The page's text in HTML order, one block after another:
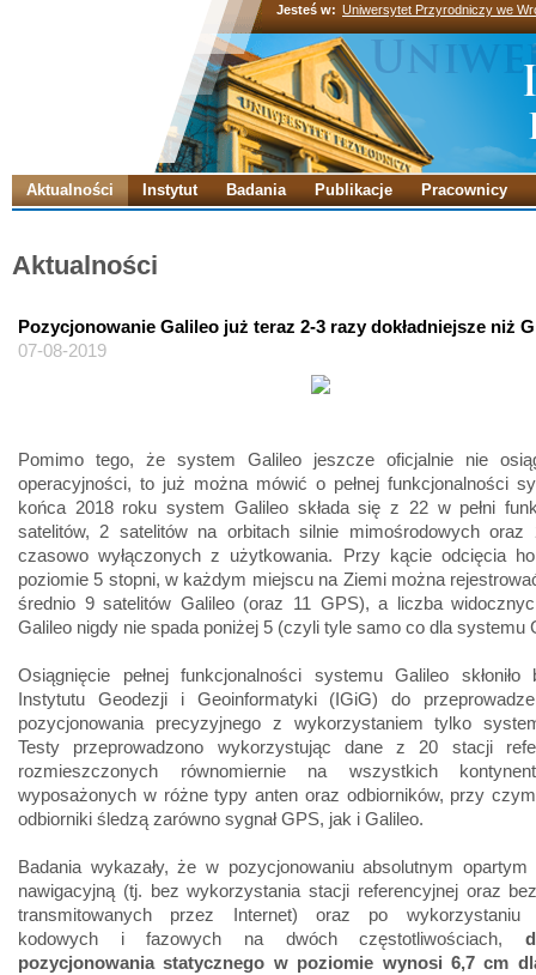
Jesteś w: Uniwersytet Przyrodniczy we
Aktualności Instytut Badania Publikacje Pracownicy
Aktualności
Pozycjonowanie Galileo już teraz 2-3 razy dokładniejsze niż
07-08-2019
Pomimo tego, że system Galileo jeszcze oficjalnie nie
operacyjności, to już można mówić o pełnej funkcjonalności
końca 2018 roku system Galileo składa się z 22 w pełni
satelitów, 2 satelitów na orbitach silnie mimośrodowych oraz
czasowo wyłączonych z użytkowania. Przy kącie odcięcia
poziomie 5 stopni, w każdym miejscu na Ziemi można
średnio 9 satelitów Galileo (oraz 11 GPS), a liczba
Galileo nigdy nie spada poniżej 5 (czyli tyle samo co dla systemu
Osiągnięcie pełnej funkcjonalności systemu Galileo
Instytutu Geodezji i Geoinformatyki (IGiG) do
pozycjonowania precyzyjnego z wykorzystaniem tylko
Testy przeprowadzono wykorzystując dane z 20 stacji
rozmieszczonych równomiernie na wszystkich
wyposażonych w różne typy anten oraz odbiorników, przy
odbiorniki śledzą zarówno sygnał GPS, jak i Galileo.
Badania wykazały, że w pozycjonowaniu absolutnym
nawigacyjną (tj. bez wykorzystania stacji referencyjnej oraz
transmitowanych przez Internet) oraz po wykorzystaniu
kodowych i fazowych na dwóch częstotliwościach,
pozycjonowania statycznego w poziomie wynosi 6,7 cm